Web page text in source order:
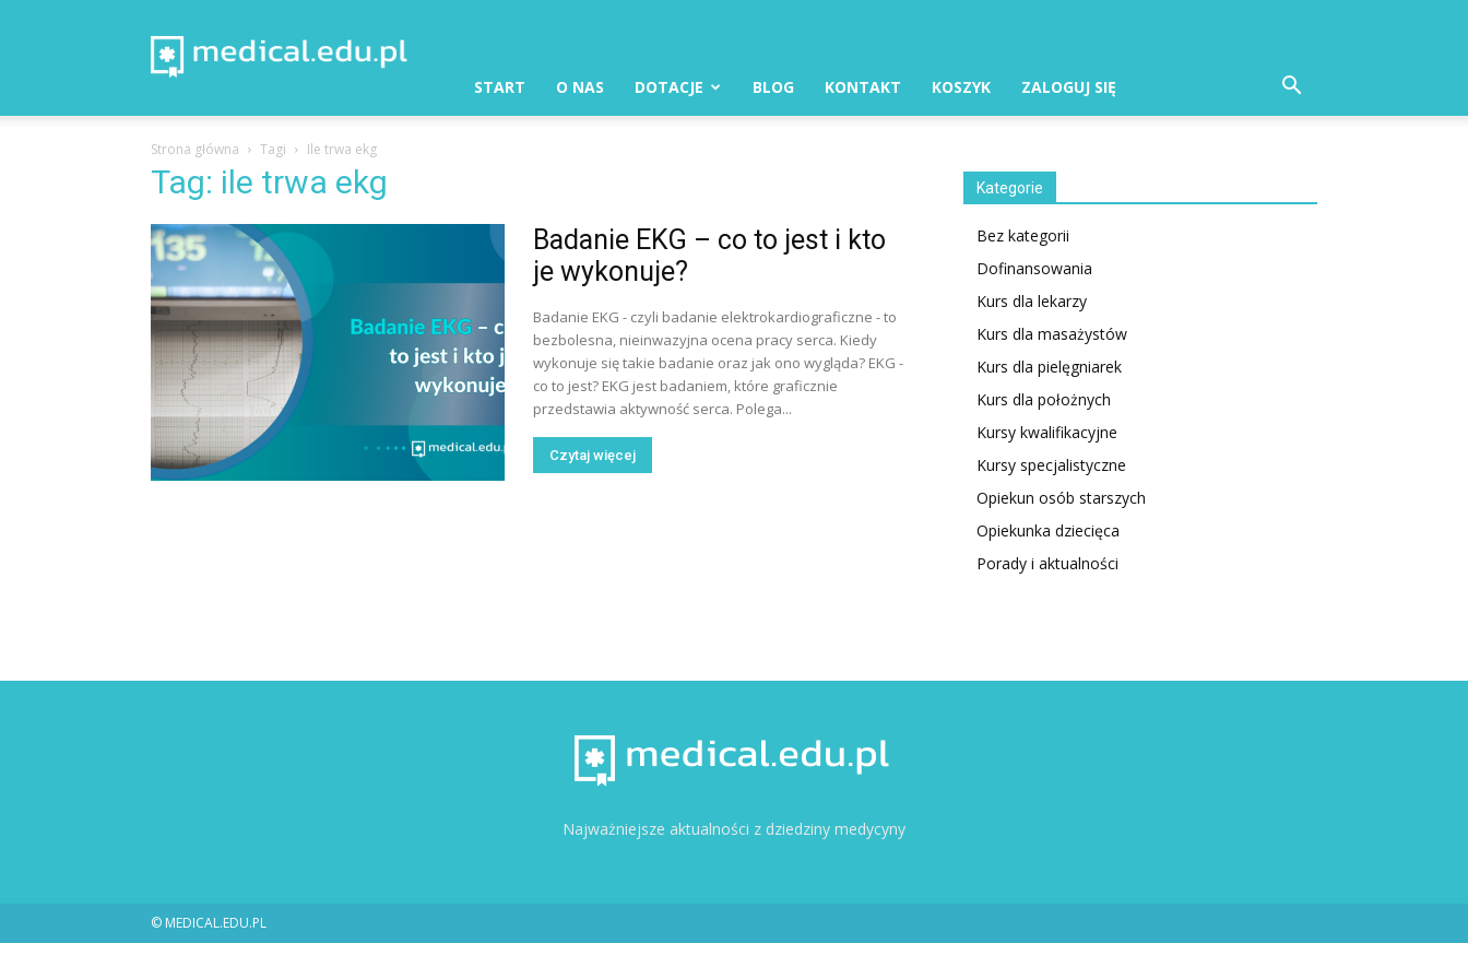
–
Aktualności
START O NAS DOTACJE BLOG KONTAKT KOSZYK ZALOGUJ SIĘ
Strona główna Tagi Ile trwa ekg
Tag: ile trwa ekg
Badanie EKG – co to jest i kto
je wykonuje?
Badanie EKG - czyli badanie elektrokardiograficzne - to
bezbolesna, nieinwazyjna ocena pracy serca. Kiedy
wykonuje się takie badanie oraz jak ono wygląda? EKG -
co to jest? EKG jest badaniem, które graficznie
przedstawia aktywność serca. Polega...
Czytaj więcej
Kategorie
Bez kategorii
Dofinansowania
Kurs dla lekarzy
Kurs dla masażystów
Kurs dla pielęgniarek
Kurs dla położnych
Kursy kwalifikacyjne
Kursy specjalistyczne
Opiekun osób starszych
Opiekunka dziecięca
Porady i aktualności
Najważniejsze aktualności z dziedziny medycyny
© MEDICAL.EDU.PL